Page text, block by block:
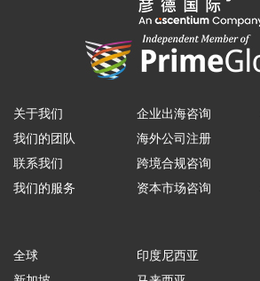
关于我们
我们的团队
联系我们
我们的服务
企业出海咨询
海外公司注册
跨境合规咨询
资本市场咨询
全球
印度尼西亚